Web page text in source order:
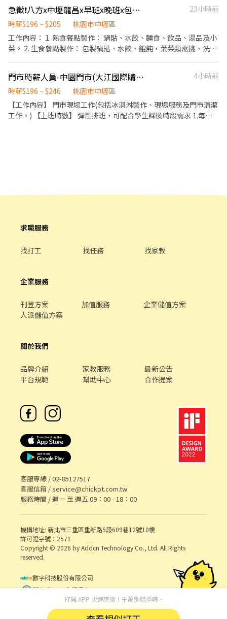
用冰淇淋、員工折扣、生日福利、三節禮金(品)、福委會福利
急徵❗️八方x中壢龍昌x早班x晚班x包製人員
23小時前
時薪$196 ~ $205
桃園市中壢區
工作內容： 1. 熟食餐點製作： 鍋貼、水餃、麵食、飲品、湯品及小
菜。 2. 生食餐點製作： 包製鍋貼、水餃、餛飩，葉菜類需挑、洗、
店內環境維護及清潔。 5. 開店及收店作業。 6. 基礎數學運算。 其它
介紹： 1. 工作時間可依需求微調整 2. 具備機車駕照額外加分 3. 依個
人能力調整職務內容 4. 每週排班制度，方便規劃休假 5. 每週排休基
本 2 天 6. 幹部調薪、加薪制度 歡迎：二度就業、在職學生、包製人
門市時薪人員-中園門市(大江國際購物中心)
4小時前
時薪$196 ~ $246
桃園市中壢區
【工作內容】 門市現場工作(包括冰淇淋製作、現場服務及門市清潔
工作。) 【上班時數】 彈性排班，可配合學生課後時段需求 1.每週
求職服務
找打工 找任務 找家教
企業服務
刊登方案 加值服務
企業儲值方案
人派儲值方案
關於我們
品牌介紹 家教服務
最新公告
平台規範
幫助中心 合作提案
客服專線 /02-85127517
客服信箱 /service@chickpt.com.tw
服務時間 / 週一 至 週五 09：00 - 18：00
機構地址: 新北市三重區重新路5段609巷12號10樓
許可證字號：2571
Copyright © 2026 by Addcn Technology Co., Ltd. All Rights
reserved.
數字科技股份有限公司
鄧白氏 ESG 永續標章
打開 APP 火速應徵！千萬別錯過唷 ~